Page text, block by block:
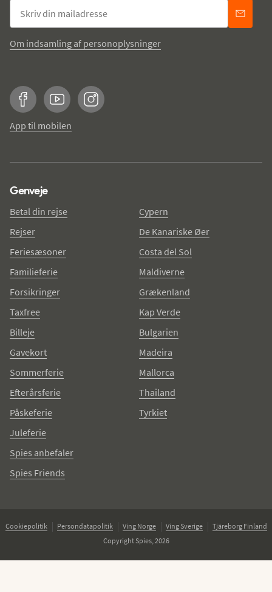
Om indsamling af personoplysninger
FacebookYouTubeInstagram
App til mobilen
Genveje
Betal din rejse
Rejser
Feriesæsoner
Familieferie
Forsikringer
Taxfree
Billeje
Gavekort
Sommerferie
Efterårsferie
Påskeferie
Juleferie
Spies anbefaler
Spies Friends
Cypern
De Kanariske Øer
Costa del Sol
Maldiverne
Grækenland
Kap Verde
Bulgarien
Madeira
Mallorca
Thailand
Tyrkiet
Cookiepolitik Persondatapolitik Ving Norge Ving Sverige
Tjäreborg Finland
Copyright Spies, 2026